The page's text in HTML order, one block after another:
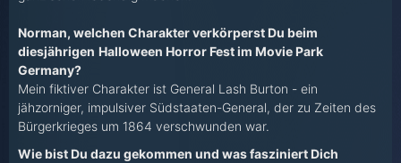
Norman, welchen Charakter verkörperst Du beim
diesjährigen Halloween Horror Fest im Movie Park
Germany?
Mein fiktiver Charakter ist General Lash Burton - ein
jähzorniger, impulsiver Südstaaten-General, der zu Zeiten des
Bürgerkrieges um 1864 verschwunden war.
Wie bist Du dazu gekommen und was fasziniert Dich